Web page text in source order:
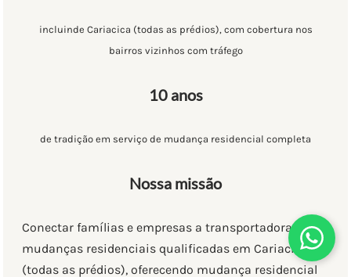
incluinde Cariacica (todas as prédios), com cobertura nos
bairros vizinhos com tráfego
10 anos
de tradição em serviço de mudança residencial completa
Nossa missão
Conectar famílias e empresas a transportadoras de
mudanças residenciais qualificadas em Cariacica
(todas as prédios), oferecendo mudança residencial